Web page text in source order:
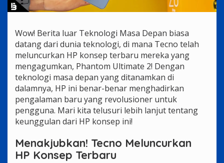
Wow! Berita luar Teknologi Masa Depan biasa
datang dari dunia teknologi, di mana Tecno telah
meluncurkan HP konsep terbaru mereka yang
mengagumkan, Phantom Ultimate 2! Dengan
teknologi masa depan yang ditanamkan di
dalamnya, HP ini benar-benar menghadirkan
pengalaman baru yang revolusioner untuk
pengguna. Mari kita telusuri lebih lanjut tentang
keunggulan dari HP konsep ini!
Menakjubkan! Tecno Meluncurkan
HP Konsep Terbaru